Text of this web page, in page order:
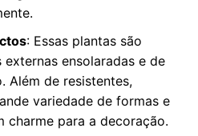
: Essas plantas são
externas ensolaradas e de
Além de resistentes,
variedade de formas e
charme para a decoração.